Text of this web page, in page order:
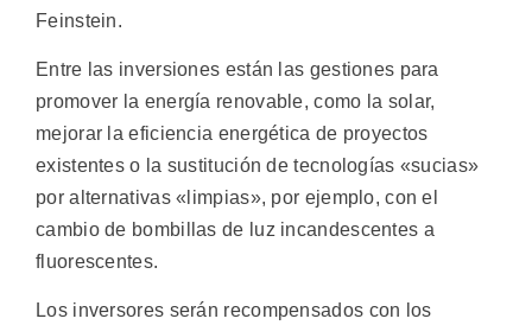
Feinstein.
Entre las inversiones están las gestiones para
promover la energía renovable, como la solar,
mejorar la eficiencia energética de proyectos
existentes o la sustitución de tecnologías «sucias»
por alternativas «limpias», por ejemplo, con el
cambio de bombillas de luz incandescentes a
fluorescentes.
Los inversores serán recompensados con los